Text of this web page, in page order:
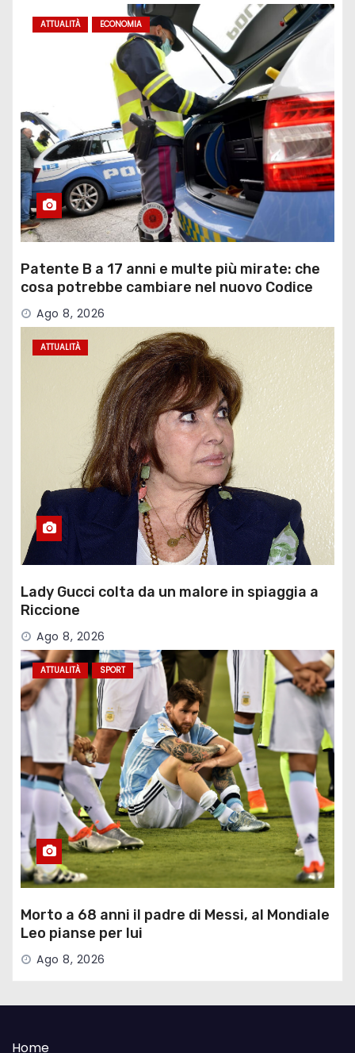
ATTUALITÀ ECONOMIA
Patente B a 17 anni e multe più mirate: che
cosa potrebbe cambiare nel nuovo Codice
della Strada
Ago 8, 2026
ATTUALITÀ
Lady Gucci colta da un malore in spiaggia a
Riccione
Ago 8, 2026
ATTUALITÀ SPORT
Morto a 68 anni il padre di Messi, al Mondiale
Leo pianse per lui
Ago 8, 2026
Home